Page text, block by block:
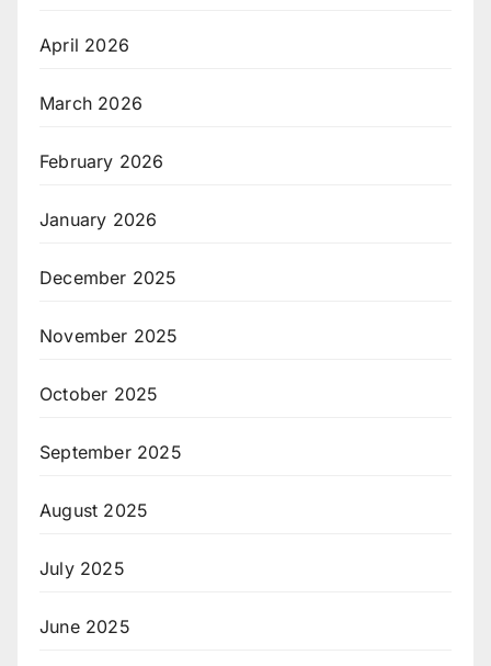
April 2026
March 2026
February 2026
January 2026
December 2025
November 2025
October 2025
September 2025
August 2025
July 2025
June 2025